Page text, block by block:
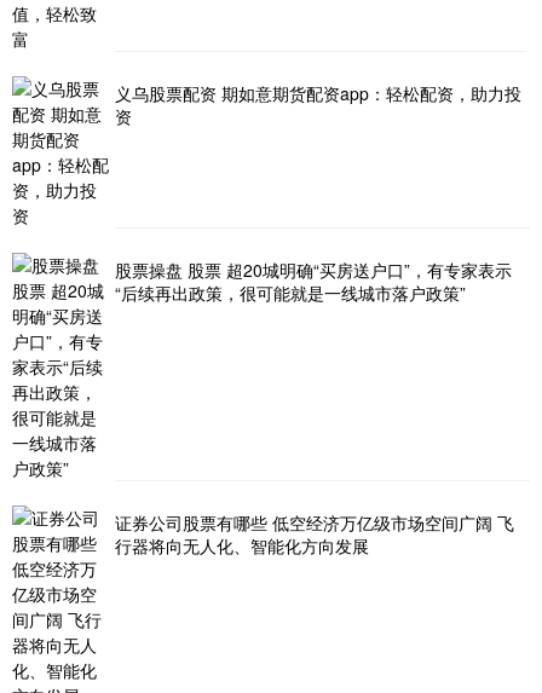
义乌股票配资 期如意期货配资app：轻松配资，助力投
资
股票操盘 股票 超20城明确“买房送户口”，有专家表示
“后续再出政策，很可能就是一线城市落户政策”
证券公司股票有哪些 低空经济万亿级市场空间广阔 飞
行器将向无人化、智能化方向发展